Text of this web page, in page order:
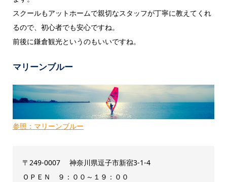
スクールもアットホームで親切なスタッフが丁寧に教えてくれ
るので、初心者でも安心ですね。
前後に鎌倉観光というのもいいですね。
マリーンブルー
参照：マリーンブルー
〒249-0007 神奈川県逗子市新宿3-1-4
ＯＰＥＮ ９：００～１９：００